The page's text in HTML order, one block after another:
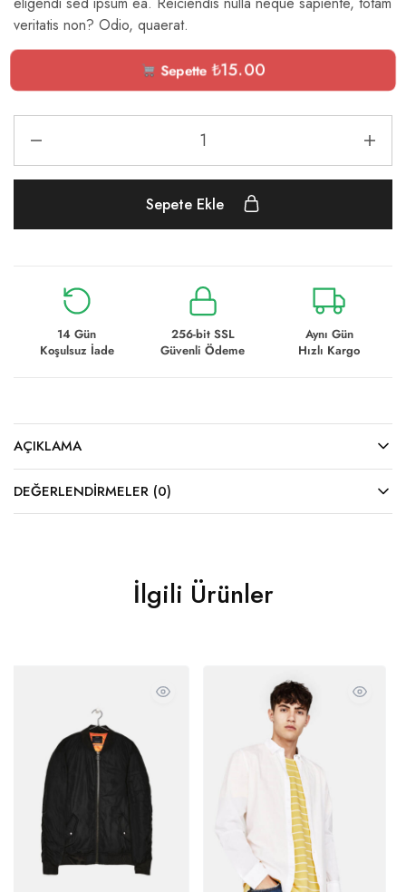
veritatis non? Odio, quaerat.
Sepette₺15.00
Sepete Ekle
14 Gün
Koşulsuz İade
256-bit SSL
Güvenli Ödeme
Aynı Gün
Hızlı Kargo
AÇIKLAMA
DEĞERLENDIRMELER (0)
İlgili Ürünler